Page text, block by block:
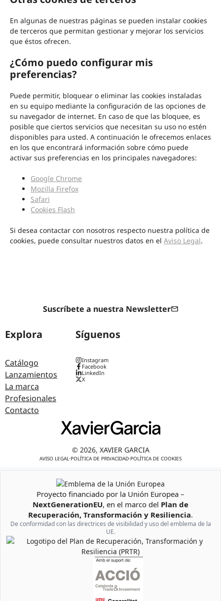
En algunas de nuestras páginas se pueden instalar cookies
de terceros que permitan gestionar y mejorar los servicios
que éstos ofrecen.
¿Cómo puedo configurar mis
preferencias?
Puede permitir, bloquear o eliminar las cookies instaladas
en su equipo mediante la configuración de las opciones de
su navegador de internet. En caso de que las bloquee, es
posible que ciertos servicios que necesitan su uso no estén
disponibles para usted. A continuación le ofrecemos enlaces
en los que encontrará información sobre cómo puede
activar sus preferencias en los principales navegadores:
Google Chrome
Mozilla Firefox
Safari
Cookies Flash
Si desea contactar con nosotros respecto nuestra política de
cookies, puede consultar nuestros datos en el Aviso Legal.
Suscríbete a nuestra Newsletter
Explora
Catálogo
Lanzamientos
La marca
Profesionales
Contacto
Síguenos
Instagram
Facebook
LinkedIn
X
© 2026, XAVIER GARCIA
AVISO LEGAL ·POLÍTICA DE PRIVACIDAD·POLÍTICA DE COOKIES
Emblema de la Unión Europea
Proyecto financiado por la Unión Europea –
NextGenerationEU, en el marco del Plan de
Recuperación, Transformación y Resiliencia.
De conformidad con las directrices de visibilidad y uso del emblema de la
UE.
Logotipo del Plan de Recuperación, Transformación y Resiliencia